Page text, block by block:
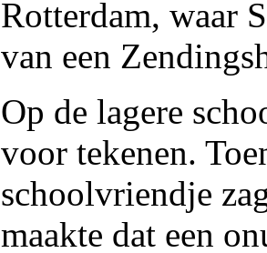
Rotterdam, waar
van een
Op de lagere
voor tekenen.
schoolvriendje
maakte dat een